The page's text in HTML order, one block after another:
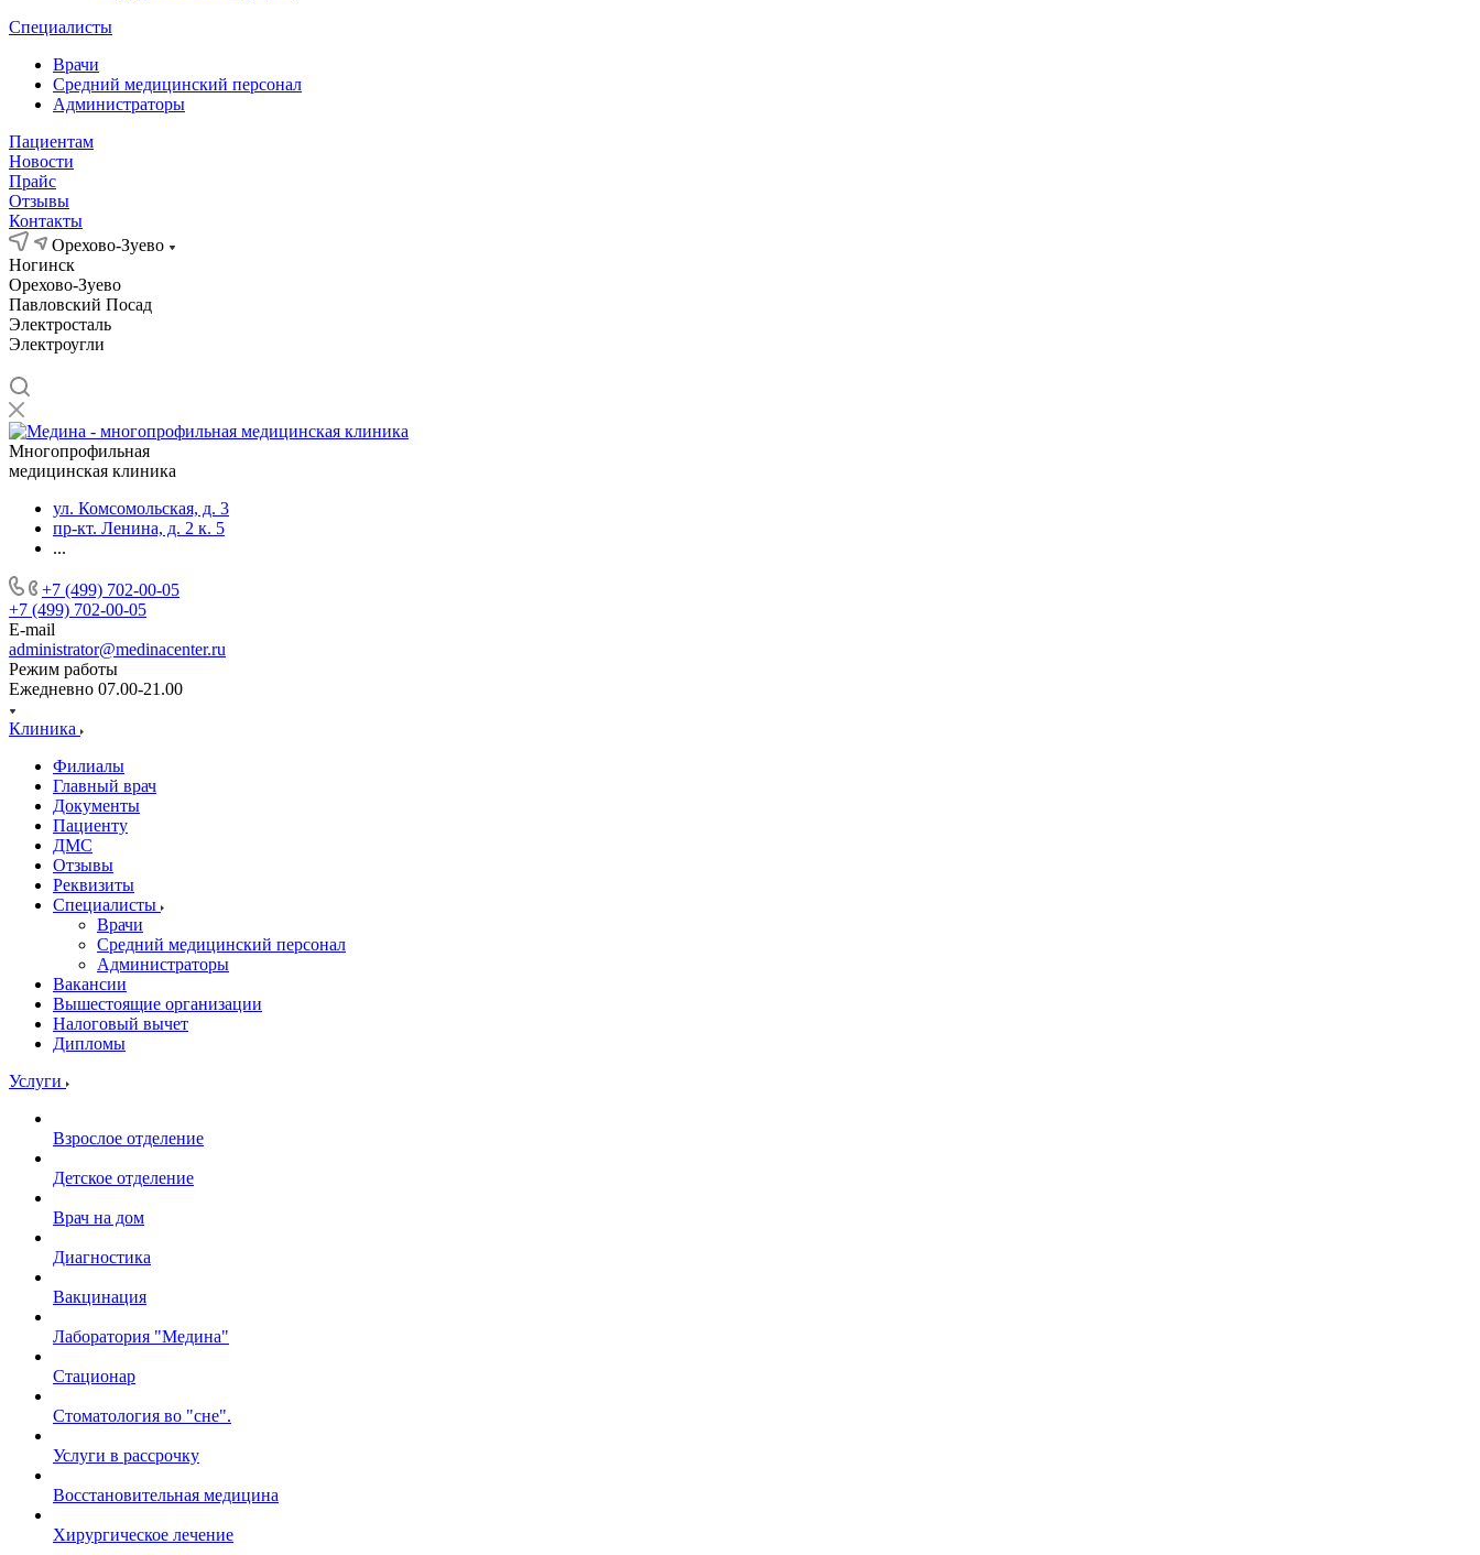
Специалисты
Врачи
Средний медицинский персонал
Администраторы
Пациентам
Новости
Прайс
Отзывы
Контакты
Орехово-Зуево
Ногинск
Орехово-Зуево
Павловский Посад
Электросталь
Электроугли
Многопрофильная
медицинская клиника
ул. Комсомольская, д. 3
пр-кт. Ленина, д. 2 к. 5
...
+7 (499) 702-00-05
+7 (499) 702-00-05
E-mail
administrator@medinacenter.ru
Режим работы
Ежедневно 07.00-21.00
Клиника
Филиалы
Главный врач
Документы
Пациенту
ДМС
Отзывы
Реквизиты
Специалисты
Врачи
Средний медицинский персонал
Администраторы
Вакансии
Вышестоящие организации
Налоговый вычет
Дипломы
Услуги
Взрослое отделение
Детское отделение
Врач на дом
Диагностика
Вакцинация
Лаборатория "Медина"
Стационар
Стоматология во "сне".
Услуги в рассрочку
Восстановительная медицина
Хирургическое лечение